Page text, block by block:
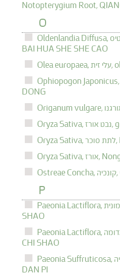
Notopterygium Root,
O
Oldenlandia Diffusa,
BAI HUA SHE SHE CAO
Olea europaea,
עלי זית,
Ophiopogon Japonicus,
DONG
Origanum vulgare,
Oryza Sativa,
נבט אורז,
Oryza Sativa,
לתת סוכר,
Oryza Sativa,
אורז,
Ostreae Concha,
קונכיה,
P
Paeonia Lactiflora,
SHAO
Paeonia Lactiflora,
CHI SHAO
Paeonia Suffruticosa,
DAN PI